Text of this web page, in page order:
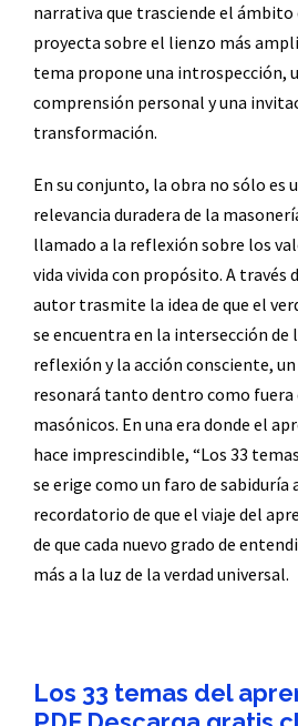
narrativa que trasciende el ámbito
proyecta sobre el lienzo más
tema propone una introspección,
comprensión personal y una
transformación.
En su conjunto, la obra no sólo es
relevancia duradera de la
llamado a la reflexión sobre los
vida vivida con propósito. A través
autor trasmite la idea de que el
se encuentra en la intersección de
reflexión y la acción consciente,
resonará tanto dentro como fuera
masónicos. En una era donde el
hace imprescindible, “Los 33
se erige como un faro de
recordatorio de que el viaje del
de que cada nuevo grado de
más a la luz de la verdad universal.
Los 33 temas del